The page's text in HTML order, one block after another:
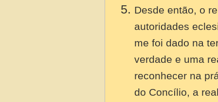
Desde então, o
autoridades
me foi dado na
verdade e uma
reconhecer na
do Concílio, a